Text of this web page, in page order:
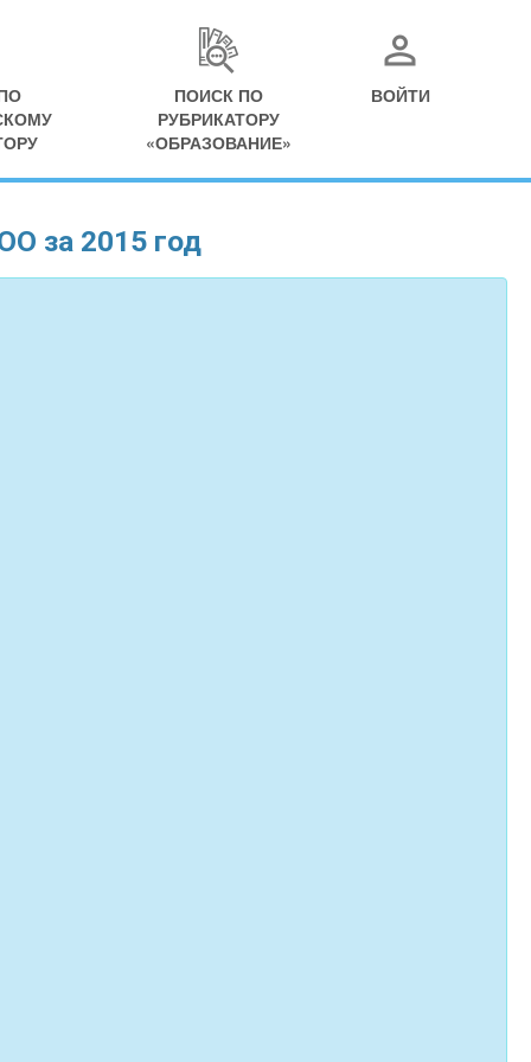
ПОИСК ПО
РУБРИКАТОРУ
«ОБРАЗОВАНИЕ»
ВОЙТИ
за 2015 год